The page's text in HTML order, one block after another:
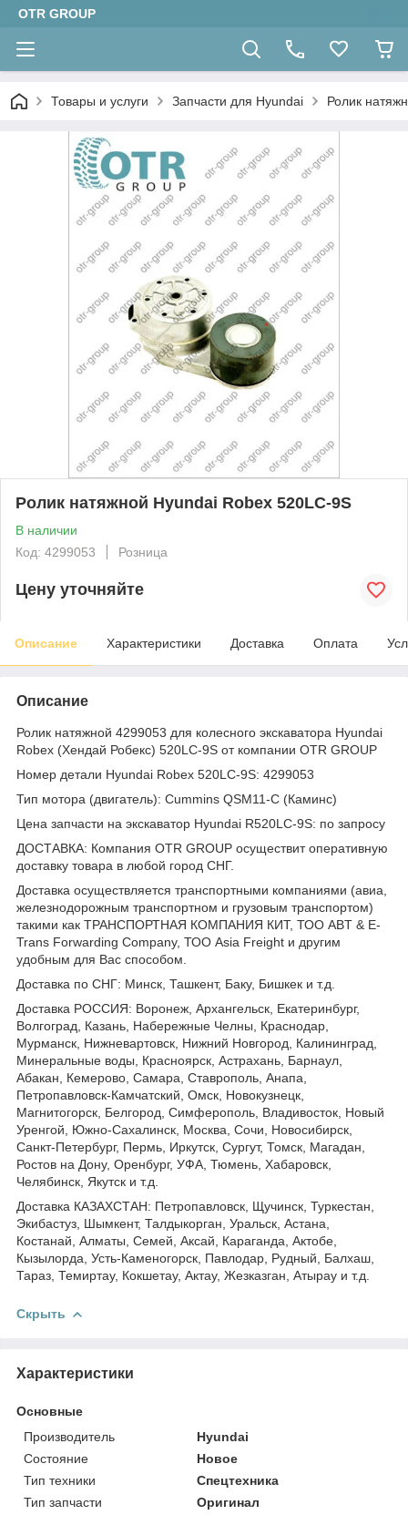
OTR GROUP
Товары и услуги Запчасти для Hyundai Ролик
Ролик натяжной Hyundai Robex 520LC-9S
В наличии
Код: 4299053
Розница
Цену уточняйте
Описание Характеристики Доставка Оплата
Описание
Ролик натяжной 4299053 для колесного экскаватора Hyundai
Robex (Хендай Робекс) 520LC-9S от компании OTR GROUP
Номер детали Hyundai Robex 520LC-9S: 4299053
Тип мотора (двигатель): Cummins QSM11-C (Каминс)
Цена запчасти на экскаватор Hyundai R520LC-9S: по запросу
ДОСТАВКА: Компания OTR GROUP осуществит оперативную
доставку товара в любой город СНГ.
Доставка осуществляется транспортными компаниями (авиа,
железнодорожным транспортном и грузовым транспортом)
такими как ТРАНСПОРТНАЯ КОМПАНИЯ КИТ, ТОО ABT & E-
Trans Forwarding Company, ТОО Asia Freight и другим
удобным для Вас способом.
Доставка по СНГ: Минск, Ташкент, Баку, Бишкек и т.д.
Доставка РОССИЯ: Воронеж, Архангельск, Екатеринбург,
Волгоград, Казань, Набережные Челны, Краснодар,
Мурманск, Нижневартовск, Нижний Новгород, Калининград,
Минеральные воды, Красноярск, Астрахань, Барнаул,
Абакан, Кемерово, Самара, Ставрополь, Анапа,
Петропавловск-Камчатский, Омск, Новокузнецк,
Магнитогорск, Белгород, Симферополь, Владивосток, Новый
Уренгой, Южно-Сахалинск, Москва, Сочи, Новосибирск,
Санкт-Петербург, Пермь, Иркутск, Сургут, Томск, Магадан,
Ростов на Дону, Оренбург, УФА, Тюмень, Хабаровск,
Челябинск, Якутск и т.д.
Доставка КАЗАХСТАН: Петропавловск, Щучинск, Туркестан,
Экибастуз, Шымкент, Талдыкорган, Уральск, Астана,
Костанай, Алматы, Семей, Аксай, Караганда, Актобе,
Кызылорда, Усть-Каменогорск, Павлодар, Рудный, Балхаш,
Тараз, Темиртау, Кокшетау, Актау, Жезказган, Атырау и т.д.
Скрыть
Характеристики
Основные
Производитель
Hyundai
Состояние
Новое
Тип техники
Спецтехника
Тип запчасти
Оригинал